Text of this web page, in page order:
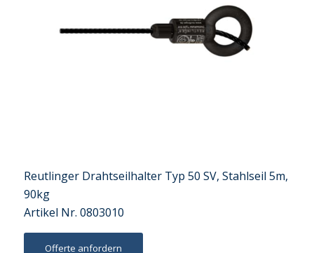
Reutlinger Drahtseilhalter Typ 50 SV, Stahlseil 5m,
90kg
Artikel Nr. 0803010
Offerte anfordern